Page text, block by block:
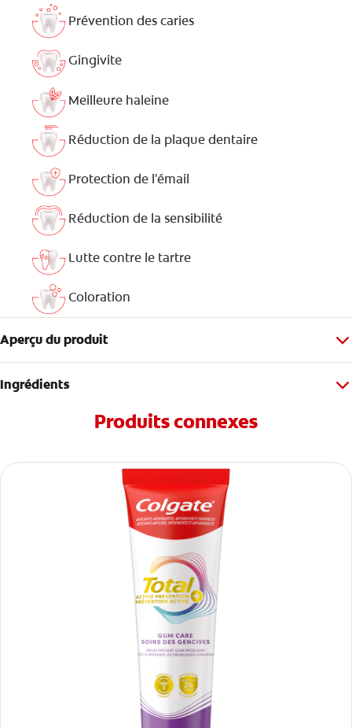
Prévention des caries
Gingivite
Meilleure haleine
Réduction de la plaque dentaire
Protection de l'émail
Réduction de la sensibilité
Lutte contre le tartre
Coloration
Aperçu du produit
Ingrédients
Produits connexes